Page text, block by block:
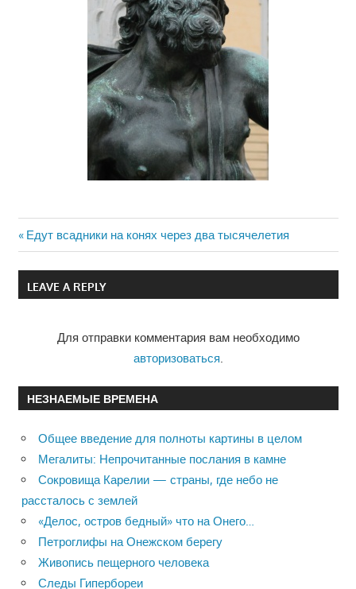
Навигация
по
Previous
Post:
Едут всадники на конях через два тысячелетия
LEAVE A REPLY
Для отправки комментария вам необходимо
авторизоваться
НЕЗНАЕМЫЕ ВРЕМЕНА
Общее введение для полноты картины в целом
Мегалиты: Непрочитанные послания в камне
Сокровища Карелии — страны, где небо не
рассталось с землей
«Делос, остров бедный» что на Онего…
Петроглифы на Онежском берегу
Живопись пещерного человека
Следы Гипербореи